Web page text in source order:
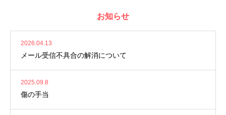
お知らせ
2026.04.13
メール受信不具合の解消について
2025.09.8
傷の手当